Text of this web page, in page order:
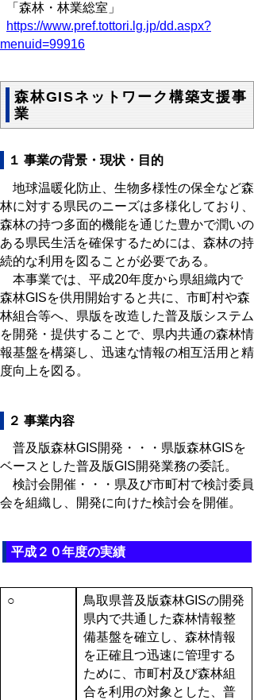
「森林・林業総室」
https://www.pref.tottori.lg.jp/dd.aspx?
menuid=99916
森林GISネットワーク構築支援事
業
１ 事業の背景・現状・目的
地球温暖化防止、生物多様性の保全など森
林に対する県民のニーズは多様化しており、
森林の持つ多面的機能を通じた豊かで潤いの
ある県民生活を確保するためには、森林の持
続的な利用を図ることが必要である。
本事業では、平成20年度から県組織内で
森林GISを供用開始すると共に、市町村や森
林組合等へ、県版を改造した普及版システム
を開発・提供することで、県内共通の森林情
報基盤を構築し、迅速な情報の相互活用と精
度向上を図る。
２ 事業内容
普及版森林GIS開発・・・県版森林GISを
ベースとした普及版GIS開発業務の委託。
検討会開催・・・県及び市町村で検討委員
会を組織し、開発に向けた検討会を開催。
平成２０年度の実績
○
鳥取県普及版森林GISの開発
県内で共通した森林情報整
備基盤を確立し、森林情報
を正確且つ迅速に管理する
ために、市町村及び森林組
合を利用の対象とした、普